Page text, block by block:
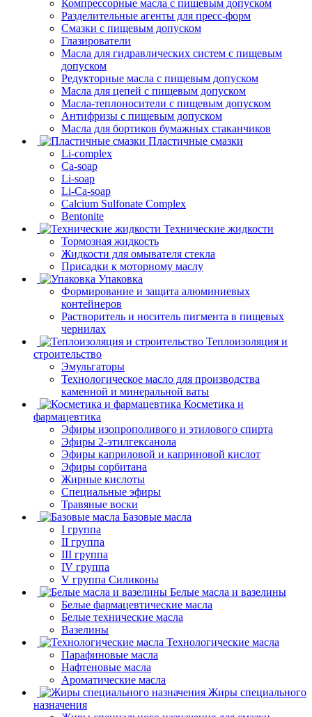
Компрессорные масла с пищевым допуском
Разделительные агенты для пресс-форм
Смазки с пищевым допуском
Глазирователи
Масла для гидравлических систем с пищевым
допуском
Редукторные масла с пищевым допуском
Масла для цепей с пищевым допуском
Масла-теплоносители с пищевым допуском
Антифризы с пищевым допуском
Масла для бортиков бумажных стаканчиков
Пластичные смазки
Li-complex
Ca-soap
Li-soap
Li-Ca-soap
Calcium Sulfonate Complex
Bentonite
Технические жидкости
Тормозная жидкость
Жидкости для омывателя стекла
Присадки к моторному маслу
Упаковка
Формирование и защита алюминиевых
контейнеров
Растворитель и носитель пигмента в пищевых
чернилах
Теплоизоляция и
строительство
Эмульгаторы
Технологическое масло для производства
каменной и минеральной ваты
Косметика и
фармацевтика
Эфиры изопрополивого и этилового спирта
Эфиры 2-этилгексанола
Эфиры каприловой и каприновой кислот
Эфиры сорбитана
Жирные кислоты
Специальные эфиры
Травяные воски
Базовые масла
I группа
II группа
III группа
IV группа
V группа Силиконы
Белые масла и вазелины
Белые фармацевтические масла
Белые технические масла
Вазелины
Технологические масла
Парафиновые масла
Нафтеновые масла
Ароматические масла
Жиры специального
назначения